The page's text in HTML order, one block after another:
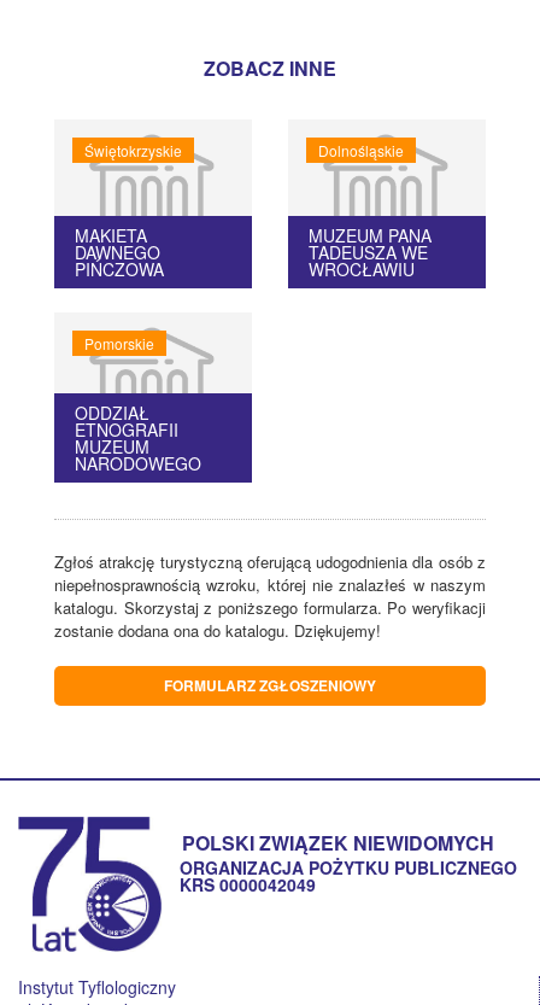
ZOBACZ INNE
Świętokrzyskie
MAKIETA
DAWNEGO
PIŃCZOWA
Dolnośląskie
MUZEUM PANA
TADEUSZA WE
WROCŁAWIU
Pomorskie
ODDZIAŁ
ETNOGRAFII
MUZEUM
NARODOWEGO
Zgłoś atrakcję turystyczną oferującą udogodnienia dla osób z
niepełnosprawnością wzroku, której nie znalazłeś w naszym
katalogu. Skorzystaj z poniższego formularza. Po weryfikacji
zostanie dodana ona do katalogu. Dziękujemy!
FORMULARZ ZGŁOSZENIOWY
POLSKI ZWIĄZEK NIEWIDOMYCH
ORGANIZACJA POŻYTKU PUBLICZNEGO
KRS 0000042049
Instytut Tyflologiczny